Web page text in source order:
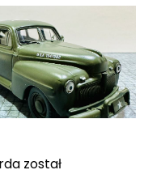
został